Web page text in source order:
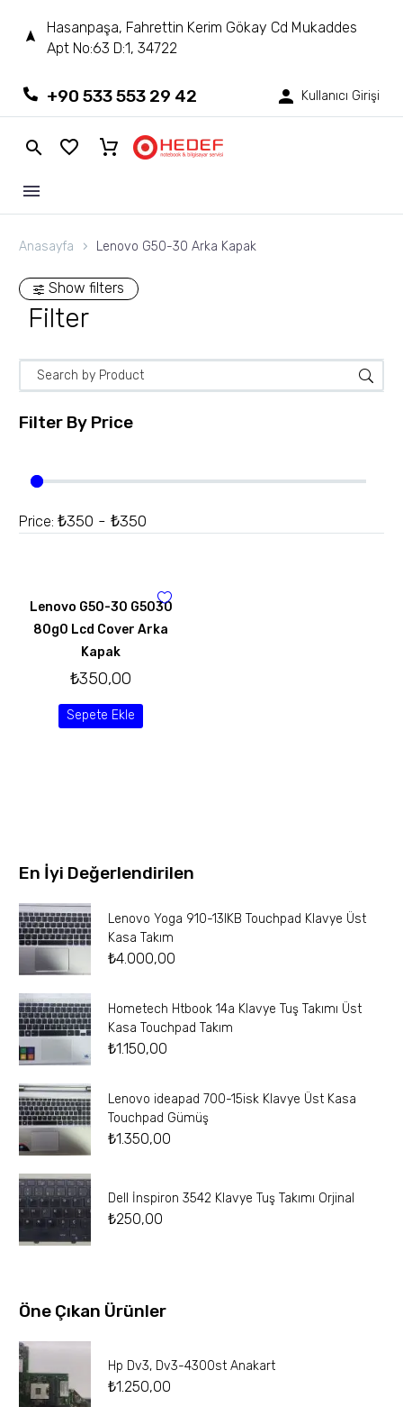
Hasanpaşa, Fahrettin Kerim Gökay Cd Mukaddes
Apt No:63 D:1, 34722
+90 533 553 29 42 Kullanıcı Girişi
Anasayfa Lenovo G50-30 Arka Kapak
Show filters
Filter
Filter By Price
Price: ₺350 - ₺350
Lenovo G50-30 G5030
80g0 Lcd Cover Arka
Kapak
₺350,00
Sepete Ekle
En İyi Değerlendirilen
Lenovo Yoga 910-13IKB Touchpad Klavye Üst
Kasa Takım
₺4.000,00
Hometech Htbook 14a Klavye Tuş Takımı Üst
Kasa Touchpad Takım
₺1.150,00
Lenovo ideapad 700-15isk Klavye Üst Kasa
Touchpad Gümüş
₺1.350,00
Dell İnspiron 3542 Klavye Tuş Takımı Orjinal
₺250,00
Öne Çıkan Ürünler
Hp Dv3, Dv3-4300st Anakart
₺1.250,00